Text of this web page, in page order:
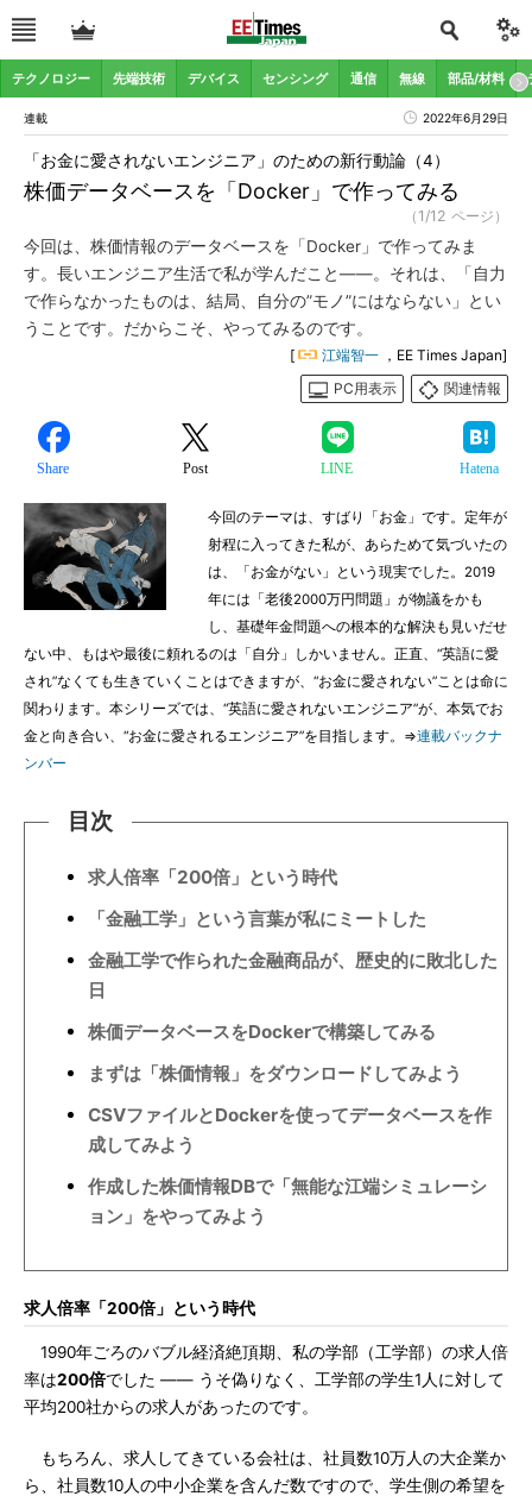
テクノロジー 先端技術 デバイス センシング 通信 無線 部品/材料
連載 2022年6月29日
株価データベースを「Docker」で作ってみる
「お金に愛されないエンジニア」のための新行動論（4）
（1/12 ページ）
今回は、株価情報のデータベースを「Docker」で作ってみま
す。長いエンジニア生活で私が学んだこと――。それは、「自力
で作らなかったものは、結局、自分の”モノ”にはならない」とい
うことです。だからこそ、やってみるのです。
[ 江端智一 ，EE Times Japan]
PC用表示
関連情報
Share Post LINE Hatena
今回のテーマは、すばり「お金」です。定年が
射程に入ってきた私が、あらためて気づいたの
は、「お金がない」という現実でした。2019
年には「老後2000万円問題」が物議をかも
し、基礎年金問題への根本的な解決も見いだせ
ない中、もはや最後に頼れるのは「自分」しかいません。正直、“英語に愛
され”なくても生きていくことはできますが、“お金に愛されない”ことは命に
関わります。本シリーズでは、“英語に愛されないエンジニア”が、本気でお
金と向き合い、“お金に愛されるエンジニア”を目指します。⇒連載バックナ
ンバー
目次
求人倍率「200倍」という時代
「金融工学」という言葉が私にミートした
金融工学で作られた金融商品が、歴史的に敗北した
日
株価データベースをDockerで構築してみる
まずは「株価情報」をダウンロードしてみよう
CSVファイルとDockerを使ってデータベースを作
成してみよう
作成した株価情報DBで「無能な江端シミュレーシ
ョン」をやってみよう
求人倍率「200倍」という時代
1990年ごろのバブル経済絶頂期、私の学部（工学部）の求人倍
率は200倍でした ―― うそ偽りなく、工学部の学生1人に対して
平均200社からの求人があったのです。
もちろん、求人してきている会社は、社員数10万人の大企業か
ら、社員数10人の中小企業を含んだ数ですので、学生側の希望を